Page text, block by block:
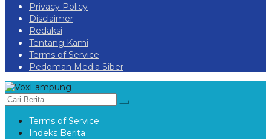
Privacy Policy
Disclaimer
Redaksi
Tentang Kami
Terms of Service
Pedoman Media Siber
Terms of Service
Indeks Berita